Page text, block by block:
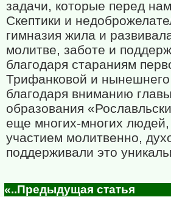
задачи, которые перед
Скептики и
гимназия жила и
молитве, заботе и
благодаря стараниям
Трифанковой и
благодаря вниманию
образования
еще многих-многих
участием молитвенно,
поддерживали это
«..Предыдущая статья